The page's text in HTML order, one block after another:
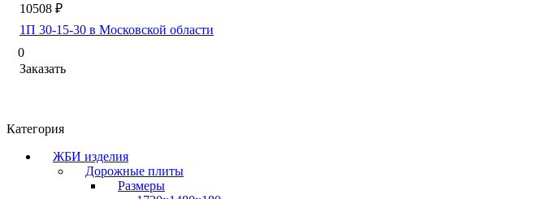
10508 ₽
1П 30-15-30 в Московской области
0
Заказать
Категория
ЖБИ изделия
Дорожные плиты
Размеры